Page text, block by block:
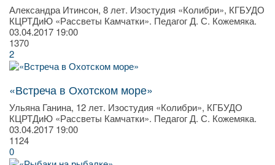
Александра Итинсон, 8 лет. Изостудия «Колибри», КГБУДО
КЦРТДиЮ «Рассветы Камчатки». Педагог Д. С. Кожемяка.
03.04.2017 19:00
1370
2
«Встреча в Охотском море»
Ульяна Ганина, 12 лет. Изостудия «Колибри», КГБУДО
КЦРТДиЮ «Рассветы Камчатки». Педагог Д. С. Кожемяка.
03.04.2017 19:00
1124
0